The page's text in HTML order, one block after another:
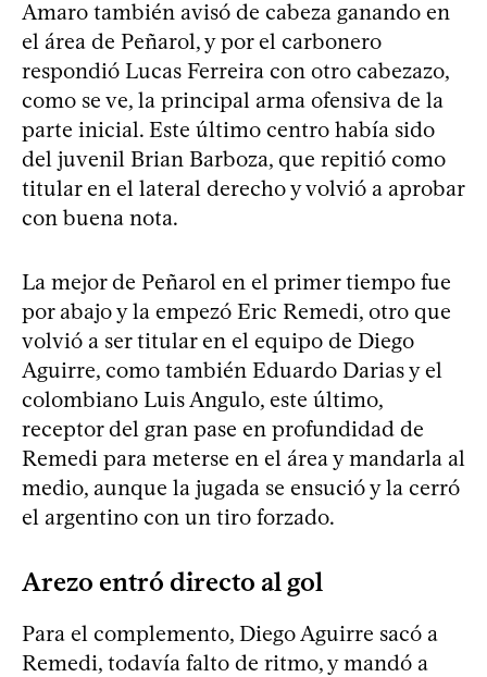
Amaro también avisó de cabeza ganando en
el área de Peñarol, y por el carbonero
respondió Lucas Ferreira con otro cabezazo,
como se ve, la principal arma ofensiva de la
parte inicial. Este último centro había sido
del juvenil Brian Barboza, que repitió como
titular en el lateral derecho y volvió a aprobar
con buena nota.
La mejor de Peñarol en el primer tiempo fue
por abajo y la empezó Eric Remedi, otro que
volvió a ser titular en el equipo de Diego
Aguirre, como también Eduardo Darias y el
colombiano Luis Angulo, este último,
receptor del gran pase en profundidad de
Remedi para meterse en el área y mandarla al
medio, aunque la jugada se ensució y la cerró
el argentino con un tiro forzado.
Arezo entró directo al gol
Para el complemento, Diego Aguirre sacó a
Remedi, todavía falto de ritmo, y mandó a